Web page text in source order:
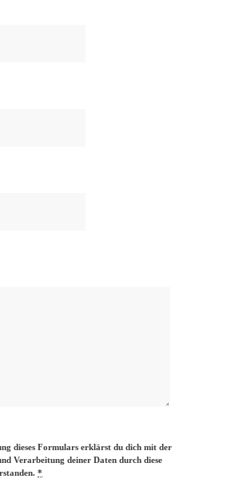
dieses Formulars erklärst du dich mit der
Verarbeitung deiner Daten durch diese
*